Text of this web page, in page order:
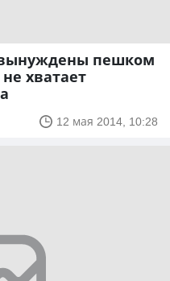
пешком
хватает
12 мая 2014, 10:28